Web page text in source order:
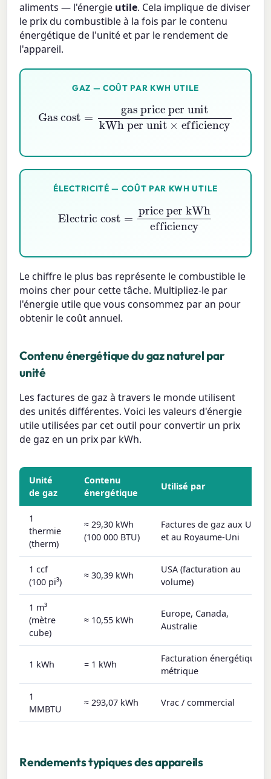
aliments — l'énergie utile. Cela implique de diviser
le prix du combustible à la fois par le contenu
énergétique de l'unité et par le rendement de
l'appareil.
GAZ — COÛT PAR KWH UTILE
gas price per unit
×efficiency
ÉLECTRICITÉ — COÛT PAR KWH UTILE
price per kWh efficiency
Le chiffre le plus bas représente le combustible le
moins cher pour cette tâche. Multipliez-le par
l'énergie utile que vous consommez par an pour
obtenir le coût annuel.
Contenu énergétique du gaz naturel par
unité
Les factures de gaz à travers le monde utilisent
des unités différentes. Voici les valeurs d'énergie
utile utilisées par cet outil pour convertir un prix
de gaz en un prix par kWh.
Unité
de gaz
Contenu
énergétique
Utilisé par
1
thermie
(therm)
≈ 29,30 kWh
(100 000 BTU)
Factures de gaz aux USA
et au Royaume-Uni
1 ccf
(100 pi³)
≈ 30,39 kWh
USA (facturation au
volume)
1 m³
(mètre
cube)
≈ 10,55 kWh
Europe, Canada,
Australie
1 kWh = 1 kWh
Facturation énergétique
métrique
1
MMBTU
≈ 293,07 kWh Vrac / commercial
Rendements typiques des appareils